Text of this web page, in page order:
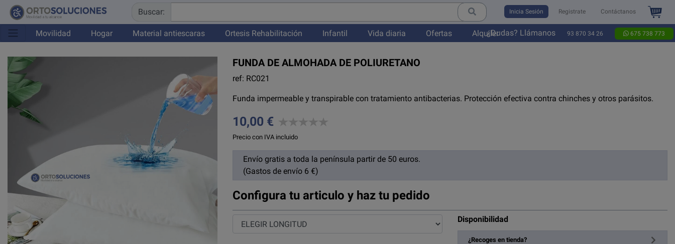
Buscar: Inicia Sesión Registrate Contáctanos
Movilidad Hogar Material antiescaras Ortesis Rehabilitación Infantil Vida diaria Ofertas Alquiler¿Dudas? Llámanos 93 870 34 26 675 738 773
FUNDA DE ALMOHADA DE POLIURETANO
ref: RC021
Funda impermeable y transpirable con tratamiento antibacterias. Protección efectiva contra chinches y otros parásitos.
10,00 €
Precio con IVA incluido
Envío gratis a toda la península partir de 50 euros.
(Gastos de envío 6 €)
Configura tu articulo y haz tu pedido
Disponibilidad
¿Recoges en tienda?